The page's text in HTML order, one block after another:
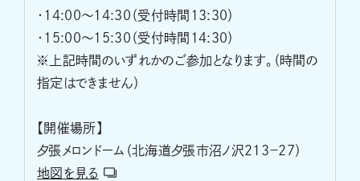
・14:00～14:30（受付時間13:30）
・15:00～15:30（受付時間14:30）
※上記時間のいずれかのご参加となります。（時間の
指定はできません）
【開催場所】
夕張メロンドーム（北海道夕張市沼ノ沢213−27）
地図を見る